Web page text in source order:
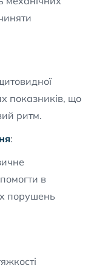
показників, що
ритм.
:
в
порушень